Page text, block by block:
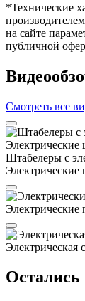
*Технические
на сайте
публичной
Смотреть все
Штабелеры с
Электрические
Электрическая